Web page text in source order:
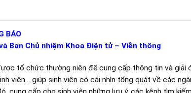
BÁO
Ban Chủ nhiệm Khoa Điện tử – Viễn thông
tổ chức thường niên để cung cấp thông tin và giải
viên… giúp sinh viên có cái nhìn tổng quát về các